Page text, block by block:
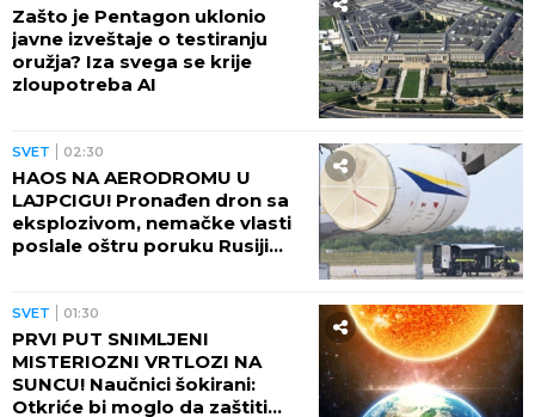
Zašto je Pentagon uklonio
javne izveštaje o testiranju
oružja? Iza svega se krije
zloupotreba AI
SVET 02:30
HAOS NA AERODROMU U
LAJPCIGU! Pronađen dron sa
eksplozivom, nemačke vlasti
poslale oštru poruku Rusiji
SVET 01:30
PRVI PUT SNIMLJENI
MISTERIOZNI VRTLOZI NA
SUNCU! Naučnici šokirani:
Otkriće bi moglo da zaštiti